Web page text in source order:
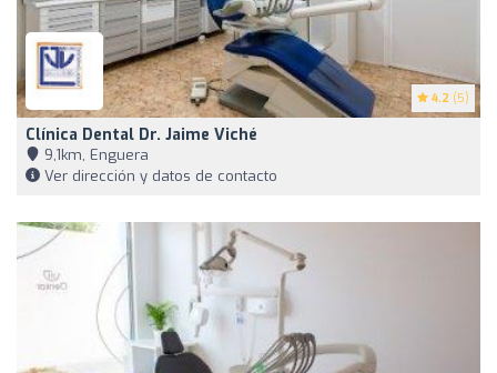
4.2 (5)
Clínica Dental Dr. Jaime Viché
9,1km, Enguera
Ver dirección y datos de contacto